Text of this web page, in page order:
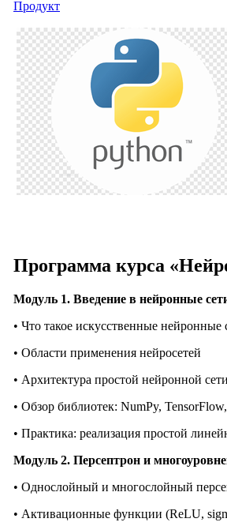
Продукт
Программа курса
Модуль 1. Введение в нейронные
• Что такое искусственные
• Области применения нейросетей
• Архитектура простой нейронной сети
• Обзор библиотек: NumPy,
• Практика: реализация простой
Модуль 2. Персептрон и
• Однослойный и многослойный
• Активационные функции (ReLU,